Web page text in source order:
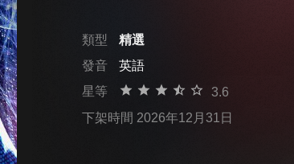
類型
精選
發音
英語
星等
3.6
下架時間 2026年12月31日